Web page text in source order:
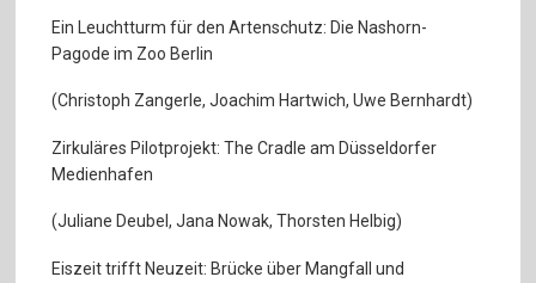
Ein Leuchtturm für den Artenschutz: Die Nashorn-
Pagode im Zoo Berlin
(Christoph Zangerle, Joachim Hartwich, Uwe Bernhardt)
Zirkuläres Pilotprojekt: The Cradle am Düsseldorfer
Medienhafen
(Juliane Deubel, Jana Nowak, Thorsten Helbig)
Eiszeit trifft Neuzeit: Brücke über Mangfall und